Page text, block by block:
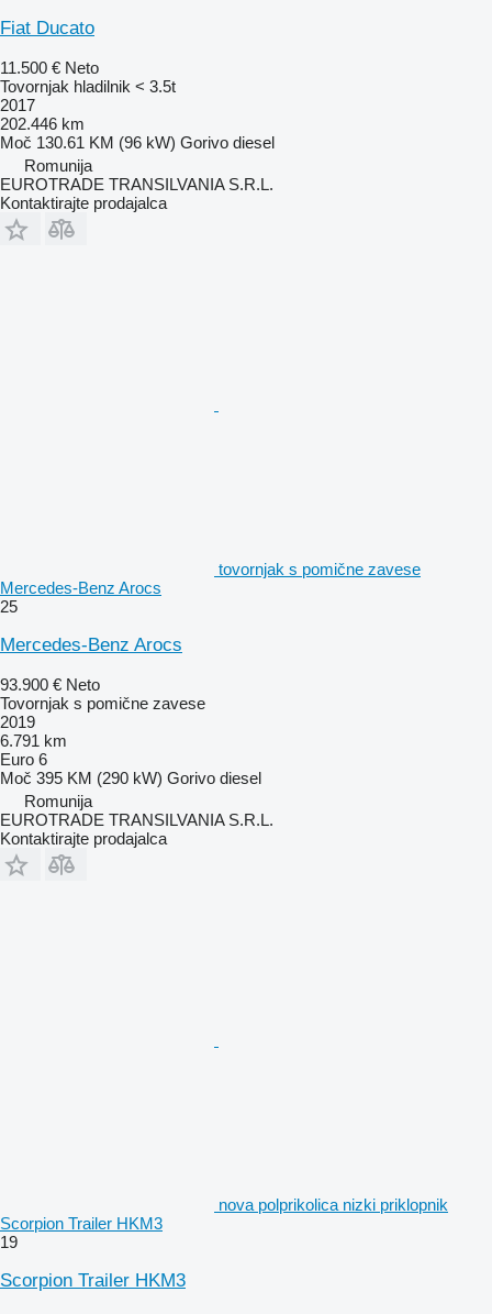
Fiat Ducato
11.500 € Neto
Tovornjak hladilnik < 3.5t
2017
202.446 km
Moč 130.61 KM (96 kW) Gorivo diesel
Romunija
EUROTRADE TRANSILVANIA S.R.L.
Kontaktirajte prodajalca
tovornjak s pomične zavese
Mercedes-Benz Arocs
25
Mercedes-Benz Arocs
93.900 € Neto
Tovornjak s pomične zavese
2019
6.791 km
Euro 6
Moč 395 KM (290 kW) Gorivo diesel
Romunija
EUROTRADE TRANSILVANIA S.R.L.
Kontaktirajte prodajalca
nova polprikolica nizki priklopnik
Scorpion Trailer HKM3
19
Scorpion Trailer HKM3